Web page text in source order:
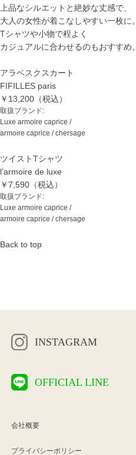
上品なシルエットと絶妙な丈感で、
大人の女性が着こなしやすい一枚に。
Tシャツや小物で程よく
カジュアルに合わせるのもおすすめ。
アラベスクスカート
FIFILLES paris
￥13,200（税込）
取扱ブランド:
Luxe armoire caprice /
armoire caprice / chersage
ツイストTシャツ
l’armoire de luxe
￥7,590（税込）
取扱ブランド:
Luxe armoire caprice /
armoire caprice / chersage
Back to top
INSTAGRAM
OFFICIAL LINE
会社概要
プライバシーポリシー